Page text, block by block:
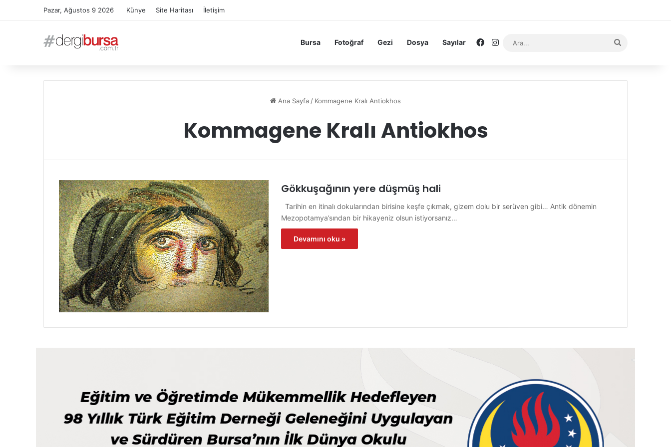
Pazar, Ağustos 9 2026 Künye Site Haritası İletişim
Bursa Fotoğraf Gezi Dosya Sayılar Facebook
Instagram
Ana Sayfa / Kommagene Kralı Antiokhos
Kommagene Kralı Antiokhos
Gökkuşağının yere düşmüş hali
Tarihin en itinalı dokularından birisine keşfe çıkmak, gizem dolu bir serüven gibi… Antik dönemin
Mezopotamya’sından bir hikayeniz olsun istiyorsanız…
Devamını oku »